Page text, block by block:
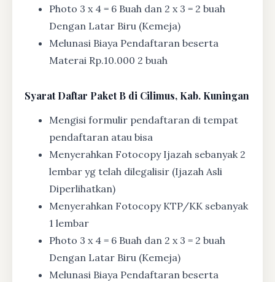
Photo 3 x 4 = 6 Buah dan 2 x 3 = 2 buah
Dengan Latar Biru (Kemeja)
Melunasi Biaya Pendaftaran beserta
Materai Rp.10.000 2 buah
SyaratDaftar Paket B di Cilimus, Kab. Kuningan
Mengisi formulir pendaftaran di tempat
pendaftaran atau bisa
Menyerahkan Fotocopy Ijazah sebanyak 2
lembar yg telah dilegalisir (Ijazah Asli
Diperlihatkan)
Menyerahkan Fotocopy KTP/KK sebanyak
1 lembar
Photo 3 x 4 = 6 Buah dan 2 x 3 = 2 buah
Dengan Latar Biru (Kemeja)
Melunasi Biaya Pendaftaran beserta